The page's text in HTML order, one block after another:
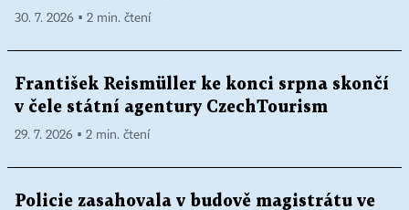
30. 7. 2026 ▪ 2 min. čtení
František Reismüller ke konci srpna skončí
v čele státní agentury CzechTourism
29. 7. 2026 ▪ 2 min. čtení
Policie zasahovala v budově magistrátu ve